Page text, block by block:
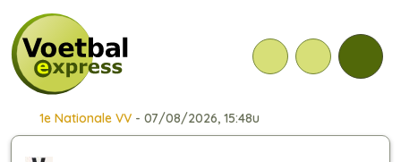
1e Nationale VV- 07/08/2026, 15:48u